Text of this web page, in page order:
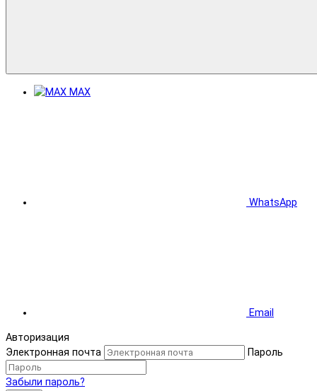
MAX
WhatsApp
Email
Авторизация
Электронная почта
Пароль
Забыли пароль?